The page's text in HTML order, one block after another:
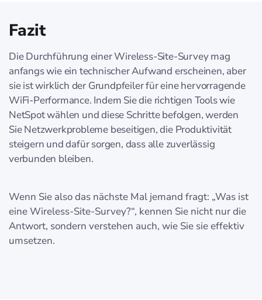
Fazit
Die Durchführung einer Wireless-Site-Survey mag
anfangs wie ein technischer Aufwand erscheinen, aber
sie ist wirklich der Grundpfeiler für eine hervorragende
WiFi-Performance. Indem Sie die richtigen Tools wie
NetSpot wählen und diese Schritte befolgen, werden
Sie Netzwerkprobleme beseitigen, die Produktivität
steigern und dafür sorgen, dass alle zuverlässig
verbunden bleiben.
Wenn Sie also das nächste Mal jemand fragt: „Was ist
eine Wireless-Site-Survey?“, kennen Sie nicht nur die
Antwort, sondern verstehen auch, wie Sie sie effektiv
umsetzen.